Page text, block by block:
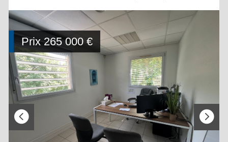
Prix265 000 €